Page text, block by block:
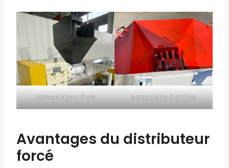
Alimentateur à vis Mangeoire à griffes
Avantages du distributeur
forcé